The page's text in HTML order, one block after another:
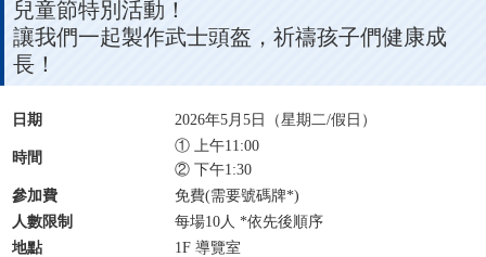
兒童節特別活動！
讓我們一起製作武士頭盔，祈禱孩子們健康成
長！
日期 2026年5月5日（星期二/假日）
時間
① 上午11:00
② 下午1:30
參加費
免費(需要號碼牌*)
人數限制
每場10人 *依先後順序
地點
1F 導覽室